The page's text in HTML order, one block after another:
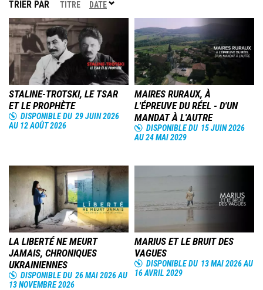
TRIER PAR TITRE DATETRIER
CROISSANT
Image
STALINE-TROTSKI, LE TSAR
ET LE PROPHÈTE
DISPONIBLE DU 29 JUIN 2026
AU 12 AOÛT 2026
Image
MAIRES RURAUX, À
L'ÉPREUVE DU RÉEL - D'UN
MANDAT À L'AUTRE
DISPONIBLE DU 15 JUIN 2026
AU24 MAI 2029
Image
LA LIBERTÉ NE MEURT
JAMAIS, CHRONIQUES
UKRAINIENNES
DISPONIBLE DU 26 MAI 2026AU
13 NOVEMBRE 2026
MARIUS ET LE BRUIT DES
VAGUES
DISPONIBLE DU 13 MAI 2026AU
16 AVRIL 2029